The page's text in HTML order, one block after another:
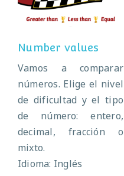
Number values
Vamos a comparar
números. Elige el nivel
de dificultad y el tipo
de número: entero,
decimal, fracción o
mixto.
Idioma: Inglés